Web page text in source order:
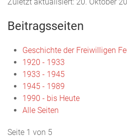
Zuletzt aktualisiert: 20. Oktober
Beitragsseiten
Geschichte der Freiwilligen
1920 - 1933
1933 - 1945
1945 - 1989
1990 - bis Heute
Alle Seiten
Seite 1 von 5